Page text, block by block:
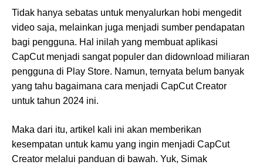
Tidak hanya sebatas untuk menyalurkan hobi mengedit
video saja, melainkan juga menjadi sumber pendapatan
bagi pengguna. Hal inilah yang membuat aplikasi
CapCut menjadi sangat populer dan didownload miliaran
pengguna di Play Store. Namun, ternyata belum banyak
yang tahu bagaimana cara menjadi CapCut Creator
untuk tahun 2024 ini.
Maka dari itu, artikel kali ini akan memberikan
kesempatan untuk kamu yang ingin menjadi CapCut
Creator melalui panduan di bawah. Yuk, Simak